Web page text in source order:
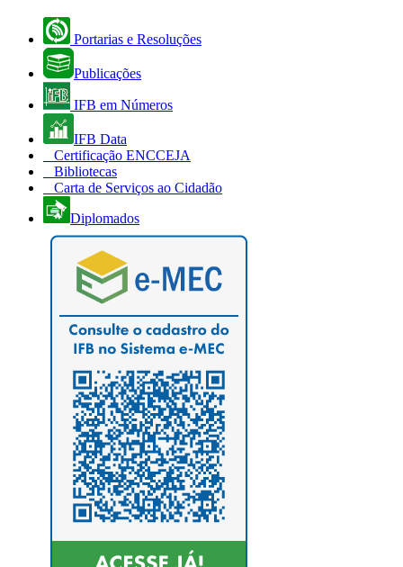
Portarias e Resoluções
Publicações
IFB em Números
IFB Data
Certificação ENCCEJA
Bibliotecas
Carta de Serviços ao Cidadão
Diplomados